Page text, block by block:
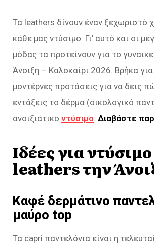
Τα leathers δίνουν έναν ξεχωριστό
κάθε μας ντύσιμο. Γι’ αυτό και οι
μόδας τα προτείνουν για το
Άνοιξη – Καλοκαίρι 2026. Βρήκα
μοντέρνες προτάσεις για να δεις
εντάξεις το δέρμα (οικολογικό
ανοιξιάτικο ντύσιμο. Διαβάστε
Ιδέες για
leathers την
Καφέ δερμάτινο
μαύρο top
Τα capri παντελόνια είναι η